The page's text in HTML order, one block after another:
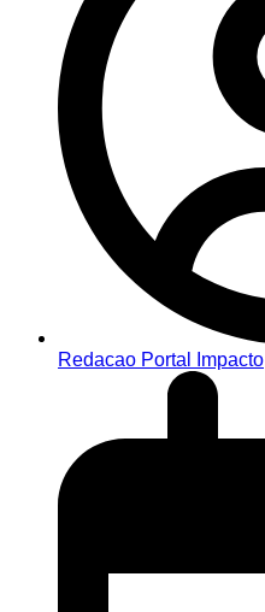
Redacao Portal Impacto